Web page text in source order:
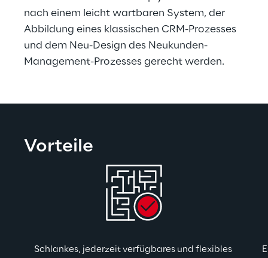
nach einem leicht wartbaren System, der
Abbildung eines klassischen CRM-Prozesses
und dem Neu-Design des Neukunden-
Management-Prozesses gerecht werden.
Vorteile
Schlankes, jederzeit verfügbares und flexibles